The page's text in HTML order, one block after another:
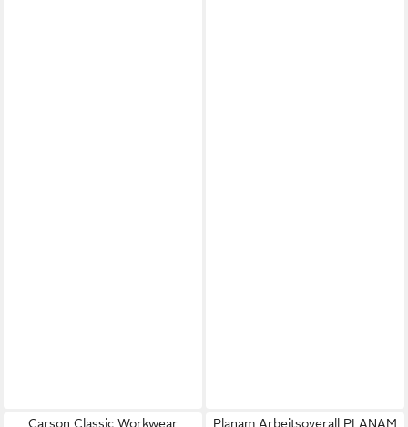
Carson Classic Workwear Planam Arbeitsoverall PLANAM